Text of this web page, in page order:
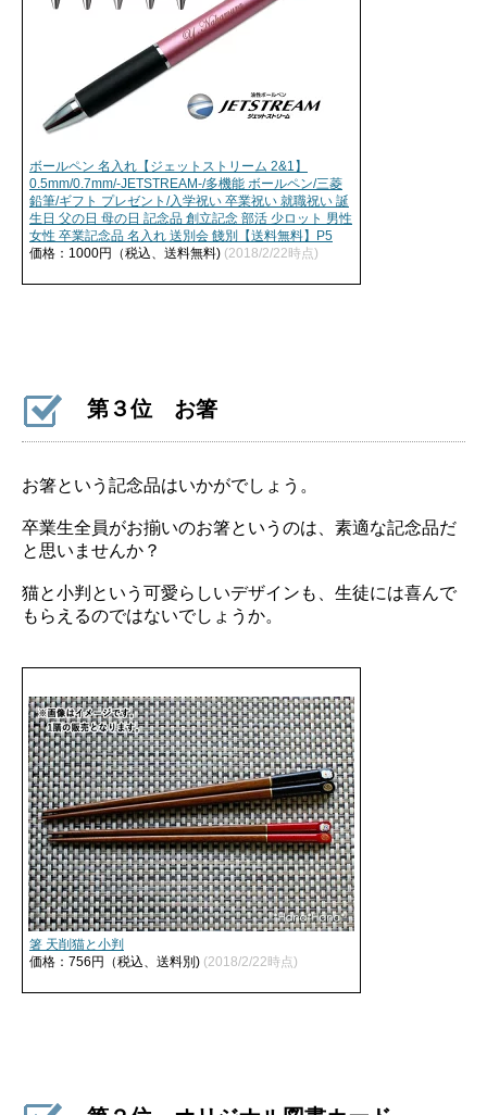
ボールペン 名入れ【ジェットストリーム 2&1】
0.5mm/0.7mm/-JETSTREAM-/多機能 ボールペン/三菱
鉛筆/ギフト プレゼント/入学祝い 卒業祝い 就職祝い 誕
生日 父の日 母の日 記念品 創立記念 部活 少ロット 男性
女性 卒業記念品 名入れ 送別会 餞別【送料無料】P5
価格：1000円（税込、送料無料) (2018/2/22時点)
第３位 お箸
お箸という記念品はいかがでしょう。
卒業生全員がお揃いのお箸というのは、素適な記念品だ
と思いませんか？
猫と小判という可愛らしいデザインも、生徒には喜んで
もらえるのではないでしょうか。
箸 天削猫と小判
価格：756円（税込、送料別) (2018/2/22時点)